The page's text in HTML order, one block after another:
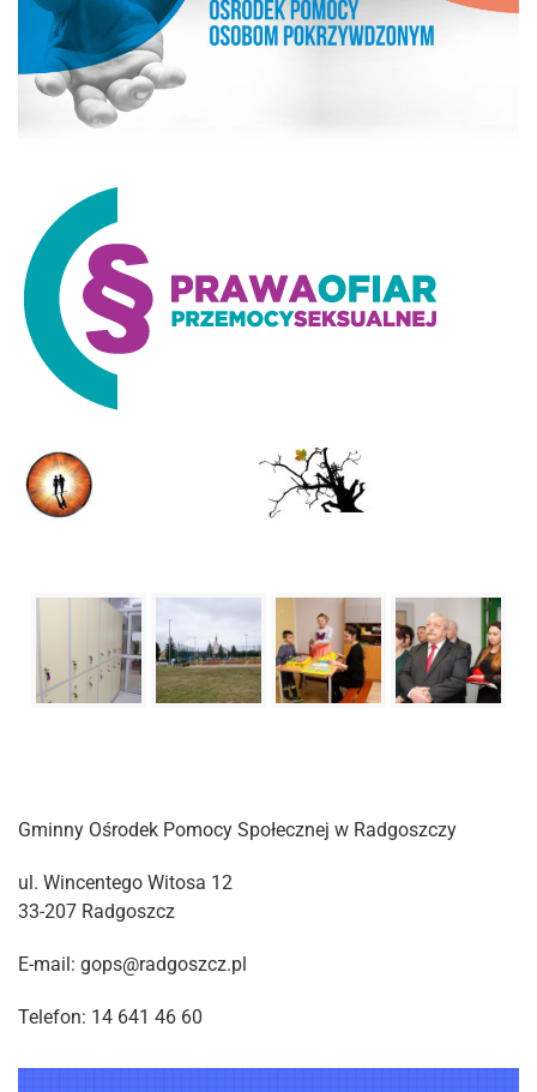
Gminny Ośrodek Pomocy Społecznej w Radgoszczy
ul. Wincentego Witosa 12
33-207 Radgoszcz
E-mail: gops@radgoszcz.pl
Telefon: 14 641 46 60